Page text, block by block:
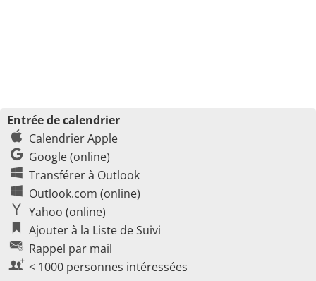
Entrée de calendrier
Calendrier Apple
Google (online)
Transférer à Outlook
Outlook.com (online)
Yahoo (online)
Ajouter à la Liste de Suivi
Rappel par mail
< 1000 personnes intéressées